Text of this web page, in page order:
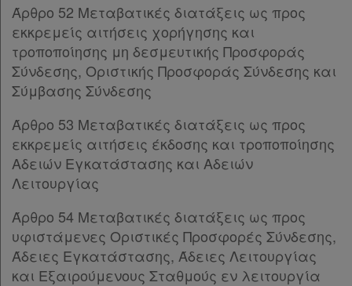
Παρ.6
Άρθρο 22
[-]
Παρ.1
Παρ.2
Άρθρο 23 [-]
Παρ.1
Παρ.2
Παρ.3
Παρ.4
Άρθρο 23Α
Παρ.1
Παρ.2
Παρ.3
Παρ.4
Άρθρο 52 Μεταβατικές διατάξεις ως προς
εκκρεμείς αιτήσεις χορήγησης και
τροποποίησης μη δεσμευτικής Προσφοράς
Σύνδεσης, Οριστικής Προσφοράς Σύνδεσης και
Σύμβασης Σύνδεσης
Άρθρο 53 Μεταβατικές διατάξεις ως προς
εκκρεμείς αιτήσεις έκδοσης και τροποποίησης
Αδειών Εγκατάστασης και Αδειών
Λειτουργίας
Άρθρο 54 Μεταβατικές διατάξεις ως προς
υφιστάμενες Οριστικές Προσφορές Σύνδεσης,
Άδειες Εγκατάστασης, Άδειες Λειτουργίας
και Εξαιρούμενους Σταθμούς εν λειτουργία